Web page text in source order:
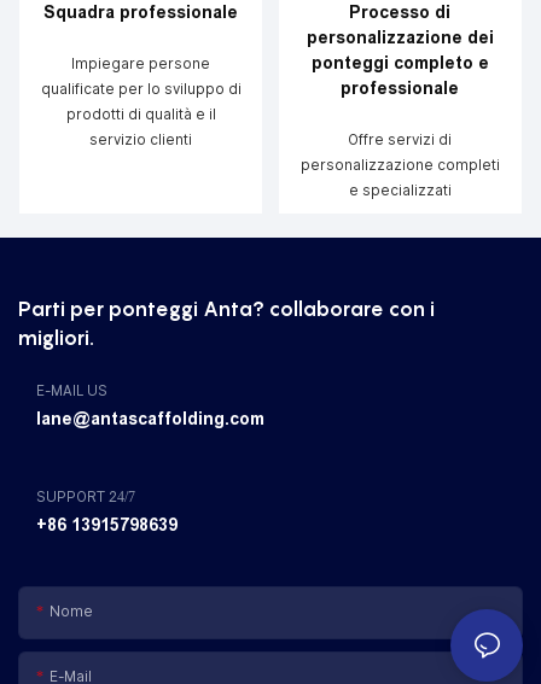
Squadra professionale
Impiegare persone
qualificate per lo sviluppo di
prodotti di qualità e il
servizio clienti
Processo di
personalizzazione dei
ponteggi completo e
professionale
Offre servizi di
personalizzazione completi
e specializzati
Parti per ponteggi Anta? collaborare con i
migliori.
E-MAIL US
lane@antascaffolding.com
SUPPORT 24/7
+86 13915798639
Nome
E-Mail